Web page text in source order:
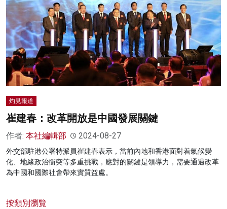
灼見報道
崔建春：改革開放是中國發展關鍵
作者: 本社編輯部 2024-08-27
外交部駐港公署特派員崔建春表示，當前內地和香港面對着氣候變
化、地緣政治衝突等多重挑戰，應對的關鍵是領導力，需要通過改革
為中國和國際社會帶來實質益處。
按類別瀏覽